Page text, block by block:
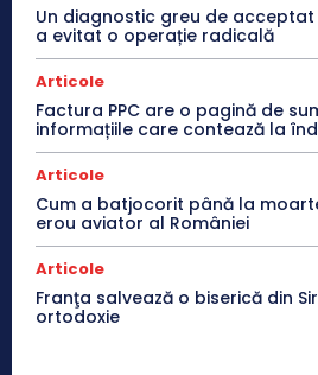
Un diagnostic greu de
a evitat o operație radicală
Articole
Factura PPC are o pagină de
informațiile care contează la
Articole
Cum a batjocorit până la
erou aviator al României
Articole
Franţa salvează o biserică din
ortodoxie